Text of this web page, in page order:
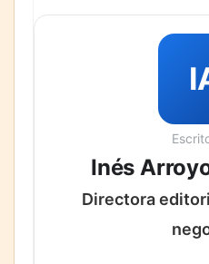
Inés
Directora